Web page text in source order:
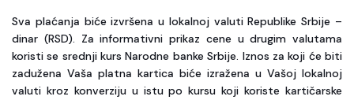
Sva plaćanja biće izvršena u lokalnoj valuti Republike Srbije –
dinar (RSD). Za informativni prikaz cene u drugim valutama
koristi se srednji kurs Narodne banke Srbije. Iznos za koji će biti
zadužena Vaša platna kartica biće izražena u Vašoj lokalnoj
valuti kroz konverziju u istu po kursu koji koriste kartičarske